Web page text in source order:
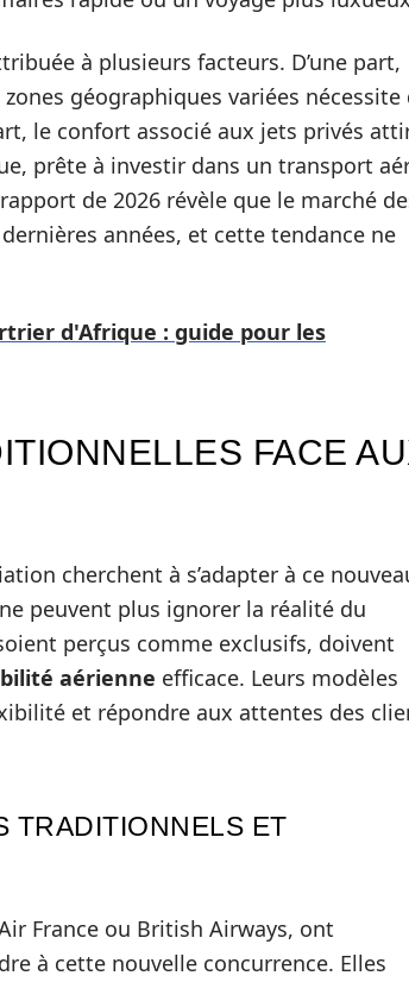
à plusieurs facteurs. D’une part,
géographiques variées nécessite
le confort associé aux jets privés
prête à investir dans un transport
de 2026 révèle que le marché
années, et cette tendance ne
d'Afrique : guide pour les
FACE
cherchent à s’adapter à ce
peuvent plus ignorer la réalité du
perçus comme exclusifs, doivent
aérienne efficace. Leurs modèles
et répondre aux attentes des
TRADITIONNELS ET
France ou British Airways, ont
à cette nouvelle concurrence. Elles